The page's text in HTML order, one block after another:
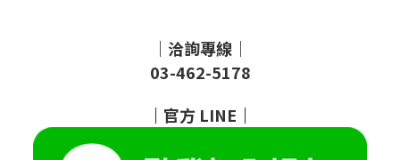
｜洽詢專線｜
03-462-5178
｜ 官方 LINE ｜